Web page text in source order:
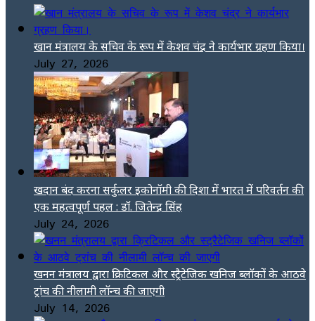
खान मंत्रालय के सचिव के रूप में केशव चंद्र ने कार्यभार ग्रहण किया।
July 27, 2026
खदान बंद करना सर्कुलर इकोनॉमी की दिशा में भारत में परिवर्तन की
एक महत्वपूर्ण पहल : डॉ. जितेन्द्र सिंह
July 24, 2026
खनन मंत्रालय द्वारा क्रिटिकल और स्ट्रैटेजिक खनिज ब्लॉकों के आठवे
ट्रांच की नीलामी लॉन्च की जाएगी
July 14, 2026